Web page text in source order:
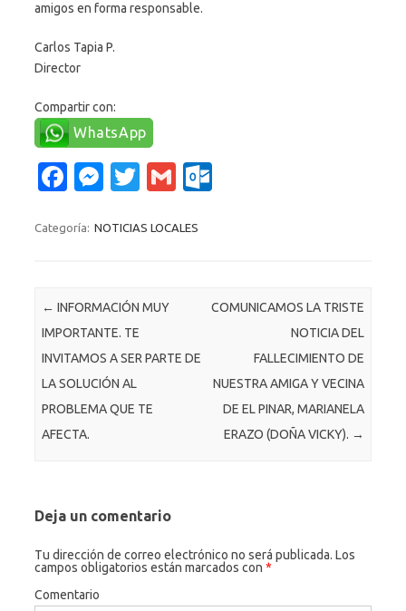
amigos en forma responsable.
Carlos Tapia P.
Director
Compartir con:
WhatsApp
Fa
e
o
k
M
se
er
T
it
G
ail
c
m
Categoría: NOTICIAS LOCALES
Navegación de entradas
← INFORMACIÓN MUY
IMPORTANTE. TE
INVITAMOS A SER PARTE DE
LA SOLUCIÓN AL
PROBLEMA QUE TE
AFECTA.
COMUNICAMOS LA TRISTE
NOTICIA DEL
FALLECIMIENTO DE
NUESTRA AMIGA Y VECINA
DE EL PINAR, MARIANELA
ERAZO (DOÑA VICKY). →
Deja un comentario
Tu dirección de correo electrónico no será publicada. Los
campos obligatorios están marcados con *
Comentario